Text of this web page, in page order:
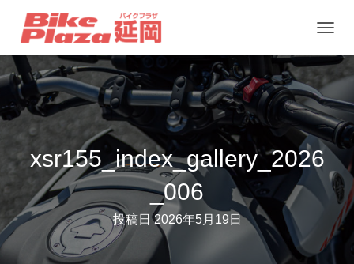
ビ
ゲ
ー
シ
ョ
ン
を
り
替
xsr155_index_gallery_2026
_006
投稿日2026年5月19日